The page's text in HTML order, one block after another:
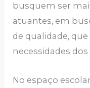
busquem ser
atuantes, em
de qualidade,
necessidades dos
No espaço